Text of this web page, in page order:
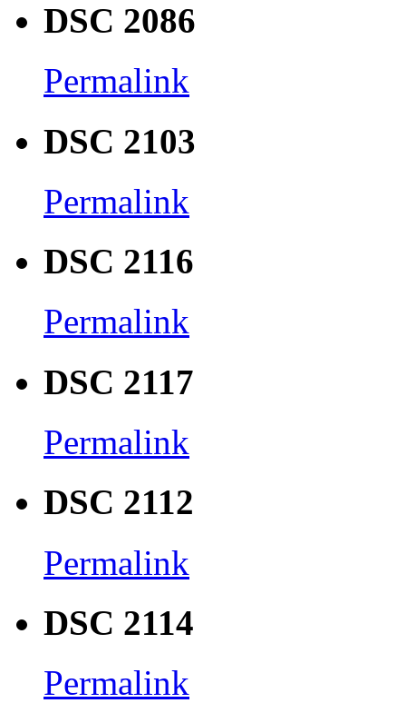
DSC 2086
Permalink
DSC 2103
Permalink
DSC 2116
Permalink
DSC 2117
Permalink
DSC 2112
Permalink
DSC 2114
Permalink